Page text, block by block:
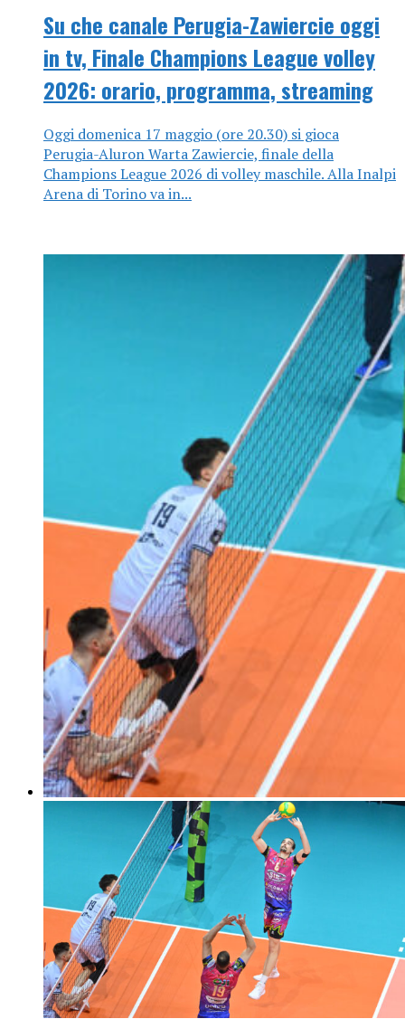
Su che canale Perugia-Zawiercie oggi
in tv, Finale Champions League volley
2026: orario, programma, streaming
Oggi domenica 17 maggio (ore 20.30) si gioca
Perugia-Aluron Warta Zawiercie, finale della
Champions League 2026 di volley maschile. Alla Inalpi
Arena di Torino va in...